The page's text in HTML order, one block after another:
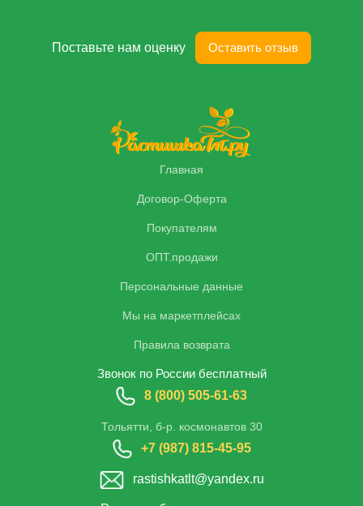
Поставьте нам оценку Оставить отзыв
Главная
Договор-Оферта
Покупателям
ОПТ.продажи
Персональные данные
Мы на маркетплейсах
Правила возврата
Звонок по России бесплатный
8 (800) 505-61-63
Тольятти, б-р. космонавтов 30
+7 (987) 815-45-95
rastishkatlt@yandex.ru